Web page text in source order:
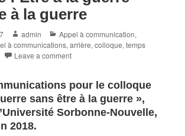
à la guerre
Author
admin Categories
Appel à communication,
à communications,arrière,colloque,temps
Leave a comment
pour le colloque
sans être à la guerre »,
Sorbonne-Nouvelle,
2018.